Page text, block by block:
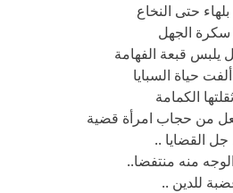
بلهاء حتى النخاع
سكرة الجهل
يلبس قبعة الفهامة
حياة السبايا
الكمامة
من حجاب امرأة قضية
جل القضايا ..
منه منتفضا..
للدين ..